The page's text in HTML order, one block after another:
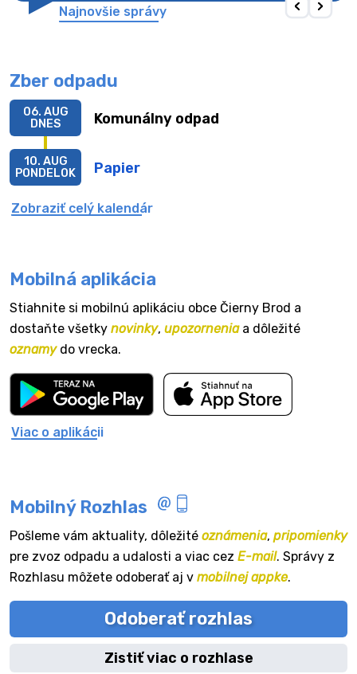
Najnovšie správy
Zber odpadu
Komunálny odpad
06. AUG
DNES
Papier
10. AUG
PONDELOK
Zobraziť celý kalendár
Mobilná aplikácia
Stiahnite si mobilnú aplikáciu obce Čierny Brod a
dostaňte všetky novinky, upozorneniaa dôležité
oznamydo vrecka.
Viac o aplikácii
Mobilný Rozhlas
Pošleme vám aktuality, dôležité oznámenia, pripomienky
pre zvoz odpadu a udalosti a viac cez E-mail. Správy z
Rozhlasu môžete odoberať aj v mobilnej appke.
Odoberať rozhlas
Zistiť viac o rozhlase